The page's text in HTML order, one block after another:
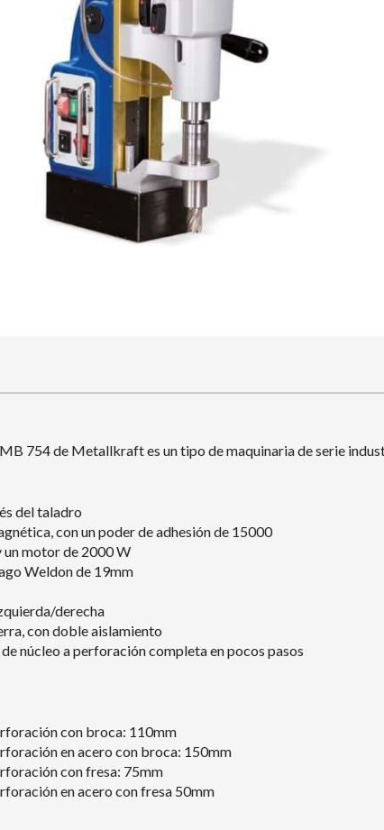
754 de Metallkraft es un tipo de maquinaria de serie
del taladro
con un poder de adhesión de 15000
un motor de 2000 W
Weldon de 19mm
derecha
con doble aislamiento
núcleo a perforación completa en pocos pasos
con broca: 110mm
en acero con broca: 150mm
con fresa: 75mm
en acero con fresa 50mm